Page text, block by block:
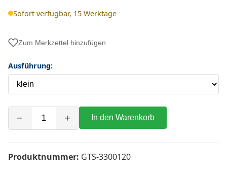
Sofort verfügbar, 15 Werktage
Zum Merkzettel hinzufügen
Ausführung:
− + In den Warenkorb
Produktnummer: GTS-3300120